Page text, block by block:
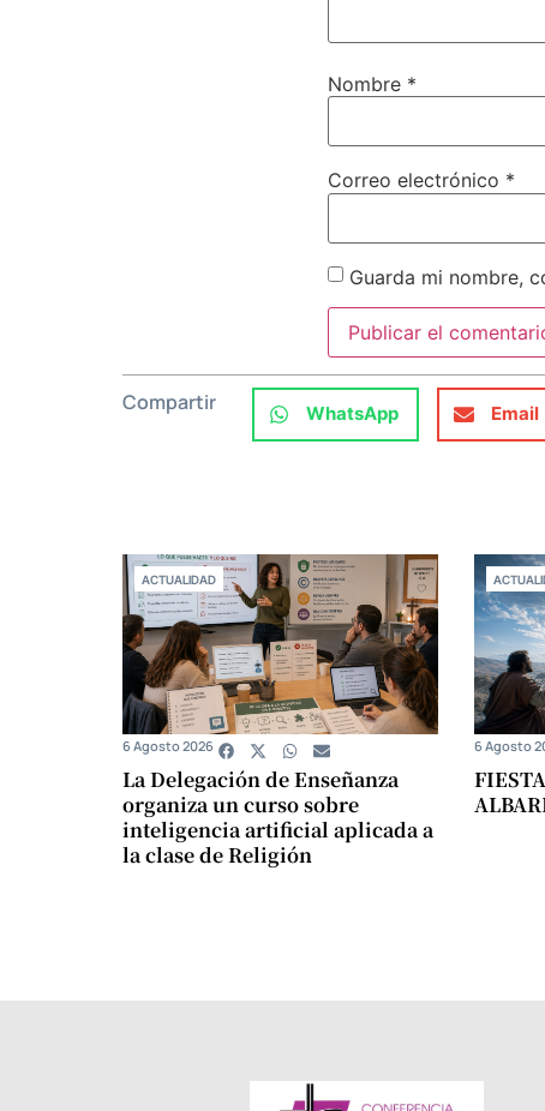
Nombre *
Correo electrónico *
Guarda mi nombre,
Compartir WhatsApp Email
ACTUALIDAD
La Delegación de Enseñanza
organiza un curso sobre
inteligencia artificial aplicada a
la clase de Religión
6 Agosto 2026 6 Agosto